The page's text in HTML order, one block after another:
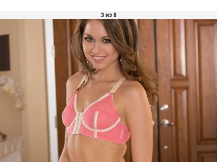
3 из 8